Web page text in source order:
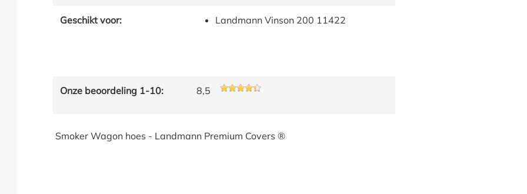
Geschikt voor: Landmann Vinson 200 11422
Onze beoordeling 1-10: 8,5
Smoker Wagon hoes - Landmann Premium Covers ®